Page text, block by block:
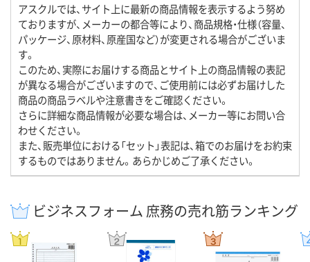
アスクルでは、サイト上に最新の商品情報を表示するよう努め
ておりますが、メーカーの都合等により、商品規格・仕様（容量、
パッケージ、原材料、原産国など）が変更される場合がございま
す。
このため、実際にお届けする商品とサイト上の商品情報の表記
が異なる場合がございますので、ご使用前には必ずお届けした
商品の商品ラベルや注意書きをご確認ください。
さらに詳細な商品情報が必要な場合は、メーカー等にお問い合
わせください。
また、販売単位における「セット」表記は、箱でのお届けをお約束
するものではありません。あらかじめご了承ください。
ビジネスフォーム 庶務の売れ筋ランキング